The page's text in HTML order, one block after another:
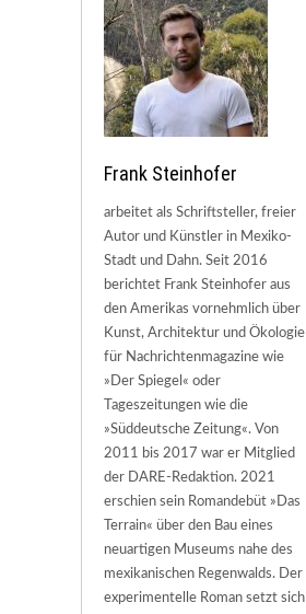
Frank Steinhofer
arbeitet als Schriftsteller, freier
Autor und Künstler in Mexiko-
Stadt und Dahn. Seit 2016
berichtet Frank Steinhofer aus
den Amerikas vornehmlich über
Kunst, Architektur und Ökologie
für Nachrichtenmagazine wie
»Der Spiegel« oder
Tageszeitungen wie die
»Süddeutsche Zeitung«. Von
2011 bis 2017 war er Mitglied
der DARE-Redaktion. 2021
erschien sein Romandebüt »Das
Terrain« über den Bau eines
neuartigen Museums nahe des
mexikanischen Regenwalds. Der
experimentelle Roman setzt sich